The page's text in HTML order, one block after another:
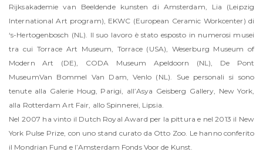
Rijksakademie van Beeldende kunsten di Amsterdam, Lia (Leipzig
International Art program), EKWC (European Ceramic Workcenter) di
‘s-Hertogenbosch (NL). Il suo lavoro è stato esposto in numerosi musei
tra cui Torrace Art Museum, Torrace (USA), Weserburg Museum of
Modern Art (DE), CODA Museum Apeldoorn (NL), De Pont
MuseumVan Bommel Van Dam, Venlo (NL). Sue personali si sono
tenute alla Galerie Houg, Parigi, all’Asya Geisberg Gallery, New York,
alla Rotterdam Art Fair, allo Spinnerei, Lipsia.
Nel 2007 ha vinto il Dutch Royal Award per la pittura e nel 2013 il New
York Pulse Prize, con uno stand curato da Otto Zoo. Le hanno conferito
il Mondrian Fund e l’Amsterdam Fonds Voor de Kunst.